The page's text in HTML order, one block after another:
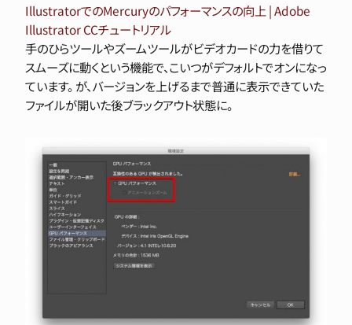
IllustratorでのMercuryのパフォーマンスの向上 | Adobe
Illustrator CCチュートリアル
手のひらツールやズームツールがビデオカードの力を借りて
スムーズに動くという機能で、こいつがデフォルトでオンになっ
ています。 が、バージョンを上げるまで普通に表示できていた
ファイルが開いた後ブラックアウト状態に。